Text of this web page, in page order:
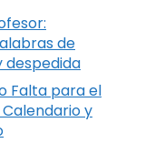
de
despedida
Falta para el
y